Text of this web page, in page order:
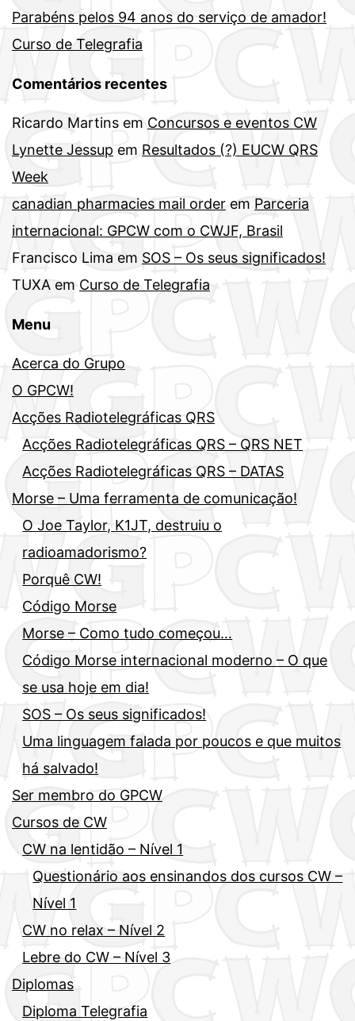
Parabéns pelos 94 anos do serviço de amador!
Curso de Telegrafia
Comentários recentes
Ricardo Martins em Concursos e eventos CW
Lynette Jessup em Resultados (?) EUCW QRS
Week
canadian pharmacies mail order em Parceria
internacional: GPCW com o CWJF, Brasil
Francisco Lima em SOS – Os seus significados!
TUXA em Curso de Telegrafia
Menu
Acerca do Grupo
O GPCW!
Acções Radiotelegráficas QRS
Acções Radiotelegráficas QRS – QRS NET
Acções Radiotelegráficas QRS – DATAS
Morse – Uma ferramenta de comunicação!
O Joe Taylor, K1JT, destruiu o
radioamadorismo?
Porquê CW!
Código Morse
Morse – Como tudo começou…
Código Morse internacional moderno – O que
se usa hoje em dia!
SOS – Os seus significados!
Uma linguagem falada por poucos e que muitos
há salvado!
Ser membro do GPCW
Cursos de CW
CW na lentidão – Nível 1
Questionário aos ensinandos dos cursos CW –
Nível 1
CW no relax – Nível 2
Lebre do CW – Nível 3
Diplomas
Diploma Telegrafia